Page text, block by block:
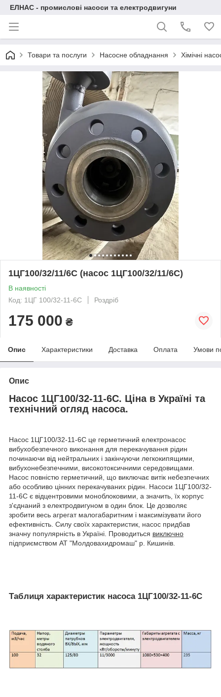
ЕЛНАС - промислові насоси та електродвигуни
Товари та послуги Насосне обладнання Хімічні
1ЦГ100/32/11/6С (насос 1ЦГ100/32/11/6С)
В наявності
Код: 1ЦГ 100/32-11-6С
Роздріб
175 000 ₴
Опис Характеристики Доставка Оплата Умови
Опис
Насос 1ЦГ100/32-11-6С. Ціна в Україні та
технічний огляд насоса.
Насос 1ЦГ100/32-11-6С це герметичний електронасос
вибухобезпечного виконання для перекачування рідин
починаючи від нейтральних і закінчуючи легкокипящими,
вибухонебезпечними, високотоксичними середовищами.
Насос повністю герметичний, що виключає витік небезпечних
або особливо цінних перекачуваних рідин. Насоси 1ЦГ100/32-
11-6С є відцентровими моноблоковими, а значить, їх корпус
з'єднаний з електродвигуном в один блок. Це дозволяє
зробити весь агрегат малогабаритним і максимізувати його
ефективність. Силу своїх характеристик, насос придбав
значну популярність в Україні. Проводиться виключно
підприємством АТ "Молдовахидромаш" р. Кишинів.
Таблиця характеристик насоса 1ЦГ100/32-11-6С